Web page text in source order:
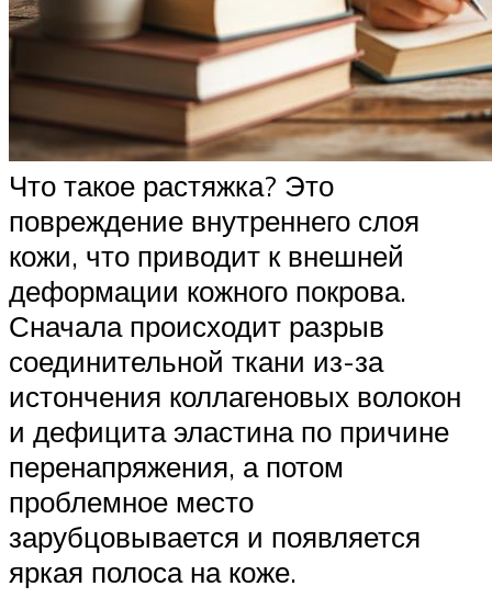
Что такое растяжка? Это
повреждение внутреннего слоя
кожи, что приводит к внешней
деформации кожного покрова.
Сначала происходит разрыв
соединительной ткани из-за
истончения коллагеновых волокон
и дефицита эластина по причине
перенапряжения, а потом
проблемное место
зарубцовывается и появляется
яркая полоса на коже.